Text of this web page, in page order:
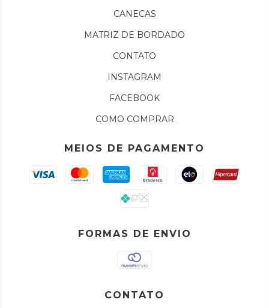
CANECAS
MATRIZ DE BORDADO
CONTATO
INSTAGRAM
FACEBOOK
COMO COMPRAR
MEIOS DE PAGAMENTO
FORMAS DE ENVIO
CONTATO